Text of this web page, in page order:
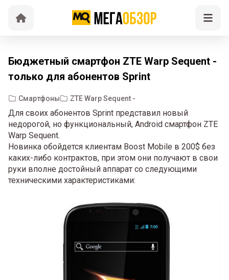
Бюджетный смартфон ZTE Warp Sequent -
только для абонентов Sprint
Смартфоны ZTE Warp Sequent -
Для своих абонентов Sprint представил новый
недорогой, но функциональный, Android смартфон ZTE
Warp Sequent.
Новинка обойдется клиентам Boost Mobile в 200$ без
каких-либо контрактов, при этом они получают в свои
руки вполне достойный аппарат со следующими
техническими характеристиками: